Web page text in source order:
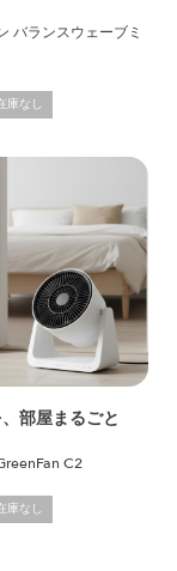
バランスウェーブミ
庫なし
部屋まるごと
C2
庫なし